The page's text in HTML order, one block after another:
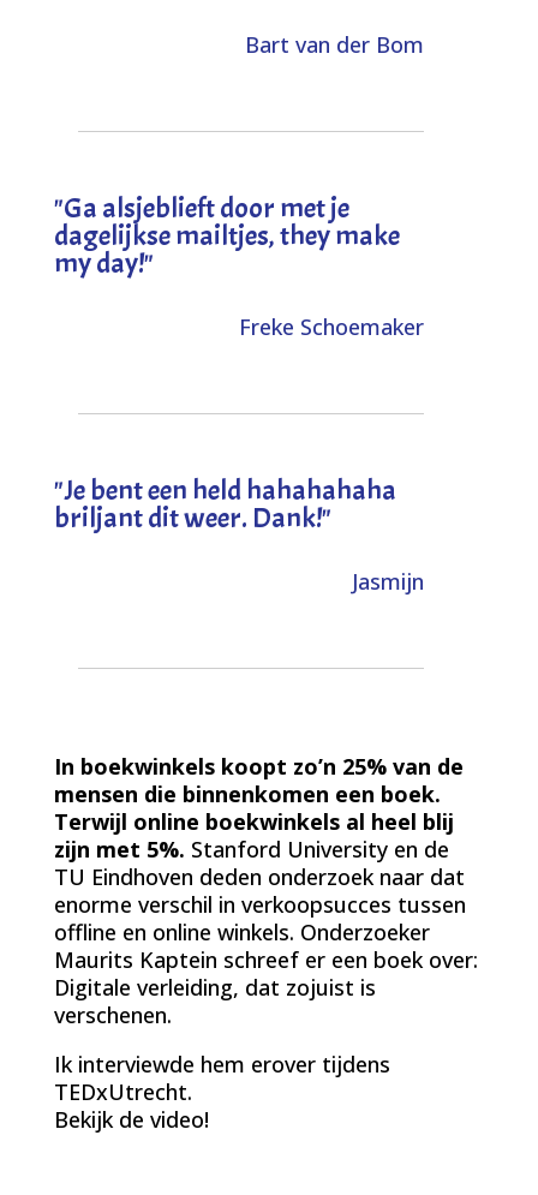
Bart van der Bom
"Ga alsjeblieft door met je
dagelijkse mailtjes, they make
my day!"
Freke Schoemaker
"Je bent een held hahahahaha
briljant dit weer. Dank!"
Jasmijn
In boekwinkels koopt zo’n 25% van de
mensen die binnenkomen een boek.
Terwijl online boekwinkels al heel blij
zijn met 5%. Stanford University en de
TU Eindhoven deden onderzoek naar dat
enorme verschil in verkoopsucces tussen
offline en online winkels. Onderzoeker
Maurits Kaptein schreef er een boek over:
Digitale verleiding, dat zojuist is
verschenen.
Ik interviewde hem erover tijdens
TEDxUtrecht.
Bekijk de video!